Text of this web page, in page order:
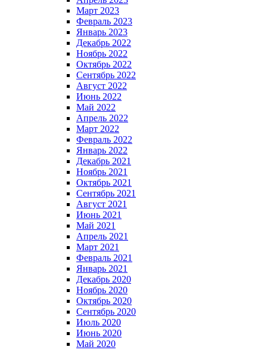
Март 2023
Февраль 2023
Январь 2023
Декабрь 2022
Ноябрь 2022
Октябрь 2022
Сентябрь 2022
Август 2022
Июнь 2022
Май 2022
Апрель 2022
Март 2022
Февраль 2022
Январь 2022
Декабрь 2021
Ноябрь 2021
Октябрь 2021
Сентябрь 2021
Август 2021
Июнь 2021
Май 2021
Апрель 2021
Март 2021
Февраль 2021
Январь 2021
Декабрь 2020
Ноябрь 2020
Октябрь 2020
Сентябрь 2020
Июль 2020
Июнь 2020
Май 2020